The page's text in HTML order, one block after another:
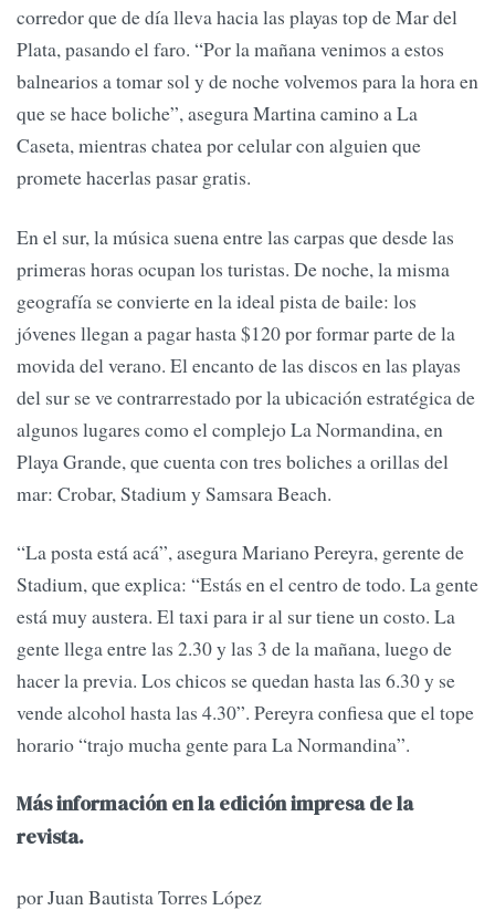
corredor que de día lleva hacia las playas top de Mar del
Plata, pasando el faro. “Por la mañana venimos a estos
balnearios a tomar sol y de noche volvemos para la hora en
que se hace boliche”, asegura Martina camino a La
Caseta, mientras chatea por celular con alguien que
promete hacerlas pasar gratis.
En el sur, la música suena entre las carpas que desde las
primeras horas ocupan los turistas. De noche, la misma
geografía se convierte en la ideal pista de baile: los
jóvenes llegan a pagar hasta $120 por formar parte de la
movida del verano. El encanto de las discos en las playas
del sur se ve contrarrestado por la ubicación estratégica de
algunos lugares como el complejo La Normandina, en
Playa Grande, que cuenta con tres boliches a orillas del
mar: Crobar, Stadium y Samsara Beach.
“La posta está acá”, asegura Mariano Pereyra, gerente de
Stadium, que explica: “Estás en el centro de todo. La gente
está muy austera. El taxi para ir al sur tiene un costo. La
gente llega entre las 2.30 y las 3 de la mañana, luego de
hacer la previa. Los chicos se quedan hasta las 6.30 y se
vende alcohol hasta las 4.30”. Pereyra confiesa que el tope
horario “trajo mucha gente para La Normandina”.
Más información en la edición impresa de la
revista.
por Juan Bautista Torres López